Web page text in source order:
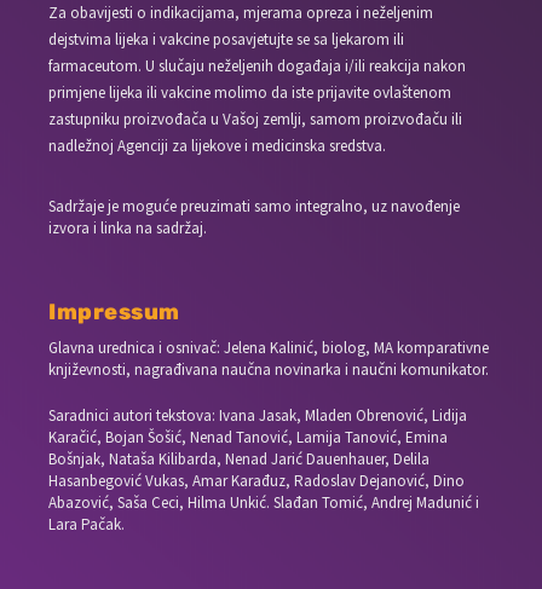
Za obavijesti o indikacijama, mjerama opreza i neželjenim
dejstvima lijeka i vakcine posavjetujte se sa ljekarom ili
farmaceutom. U slučaju neželjenih događaja i/ili reakcija nakon
primjene lijeka ili vakcine molimo da iste prijavite ovlaštenom
zastupniku proizvođača u Vašoj zemlji, samom proizvođaču ili
nadležnoj Agenciji za lijekove i medicinska sredstva.
Sadržaje je moguće preuzimati samo integralno, uz navođenje
izvora i linka na sadržaj.
Impressum
Glavna urednica i osnivač: Jelena Kalinić, biolog, MA komparativne
književnosti, nagrađivana naučna novinarka i naučni komunikator.
Saradnici autori tekstova: Ivana Jasak, Mladen Obrenović, Lidija
Karačić, Bojan Šošić, Nenad Tanović, Lamija Tanović, Emina
Bošnjak, Nataša Kilibarda, Nenad Jarić Dauenhauer, Delila
Hasanbegović Vukas, Amar Karađuz, Radoslav Dejanović, Dino
Abazović, Saša Ceci, Hilma Unkić. Slađan Tomić, Andrej Madunić i
Lara Pačak.